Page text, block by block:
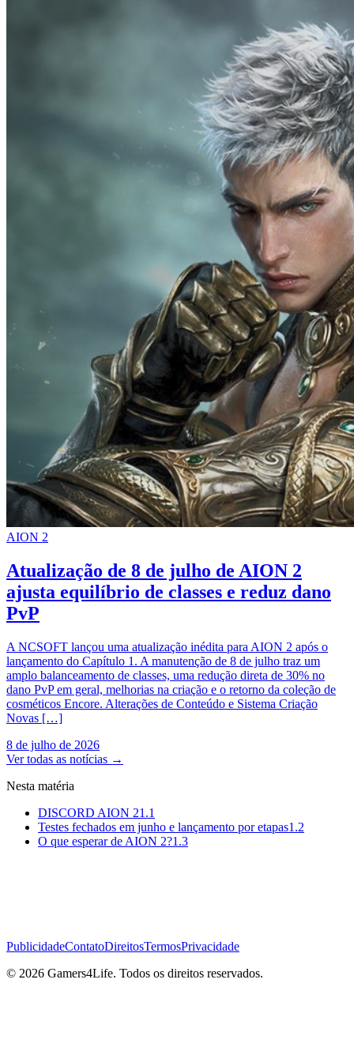
AION 2
Atualização de 8 de julho de AION 2
ajusta equilíbrio de classes e reduz dano
PvP
A NCSOFT lançou uma atualização inédita para AION 2 após o
lançamento do Capítulo 1. A manutenção de 8 de julho traz um
amplo balanceamento de classes, uma redução direta de 30% no
dano PvP em geral, melhorias na criação e o retorno da coleção de
cosméticos Encore. Alterações de Conteúdo e Sistema Criação
Novas […]
8 de julho de 2026
Ver todas as notícias →
Nesta matéria
DISCORD AION 21.1
Testes fechados em junho e lançamento por etapas1.2
O que esperar de AION 2?1.3
PublicidadeContatoDireitosTermosPrivacidade
© 2026 Gamers4Life. Todos os direitos reservados.